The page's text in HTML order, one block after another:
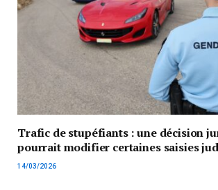
Trafic de stupéfiants : une décision
pourrait modifier certaines saisies
14/03/2026